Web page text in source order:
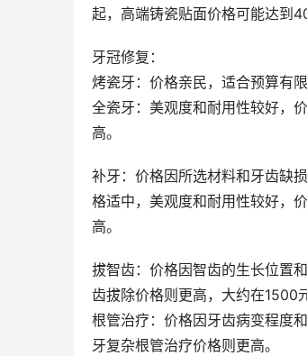
起，高端铸瓷贴面价格可能达到
牙冠修复：
烤瓷牙：价格亲民，适合预算有
全瓷牙：美观度和耐用性较好，
高。
补牙：价格因所选材料和牙齿缺
格适中，美观度和耐用性较好，
高。
拔智齿：价格因智齿的生长位置
齿拔除价格则更高，大约在1500
根管治疗：价格因牙齿病变程度
牙复杂根管治疗价格则更高。